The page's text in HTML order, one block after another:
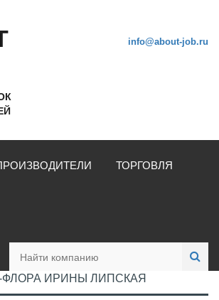
info@about-job.ru
ТОРГОВЛЯ
ФЛОРА ИРИНЫ ЛИПСКАЯ